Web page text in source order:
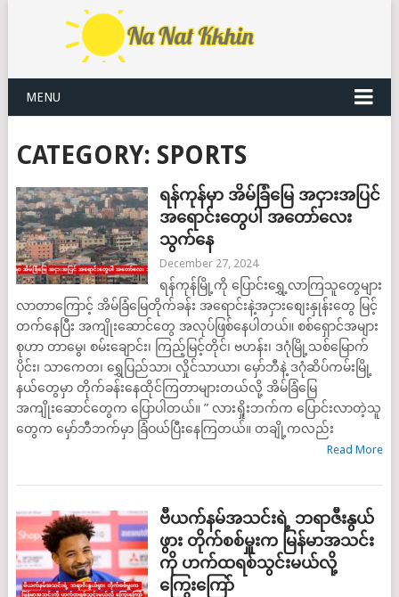
MENU
CATEGORY: SPORTS
ရန်ကုန်မှာ အိမ်ခြံမြေ အငှားအပြင်
အရောင်းတွေပါ အတော်လေး
သွက်နေ
December 27, 2024
ရန်ကုန်မြို့ကို ပြောင်းရွှေ့လာကြသူတွေများ
လာတာကြောင့် အိမ်ခြံမြေတိုက်ခန်း အရောင်းနဲ့အငှားစျေးနှုန်းတွေ မြင့်
တက်နေပြီး အကျိုးဆောင်တွေ အလုပ်ဖြစ်နေပါတယ်။ စစ်ရှောင်အများ
စုဟာ တာမွေ၊ စမ်းချောင်း၊ ကြည့်မြင့်တိုင်၊ ဗဟန်း၊ ဒဂုံမြို့သစ်မြောက်
ပိုင်း၊ သာကေတ၊ ရွှေပြည်သာ၊ လှိုင်သာယာ၊ မှော်ဘီနဲ့ ဒဂုံဆိပ်ကမ်းမြို့
နယ်တွေမှာ တိုက်ခန်းနေထိုင်ကြတာများတယ်လို့ အိမ်ခြံမြေ
အကျိုးဆောင်တွေက ပြောပါတယ်။ ” လားရှိုးဘက်က ပြောင်းလာတဲ့သူ
တွေက မှော်ဘီဘက်မှာ ခြံဝယ်ပြီးနေကြတယ်။ တချို့ကလည်း
Read More
ဗီယက်နမ်အသင်းရဲ့ ဘရာဇီးနွယ်
ဖွား တိုက်စစ်မှူးက မြန်မာအသင်း
ကို ဟက်ထရစ်သွင်းမယ်လို့
ကြွေးကြော်